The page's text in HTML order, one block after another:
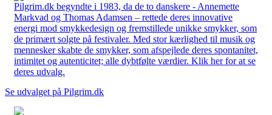
Pilgrim.dk begyndte i 1983, da de to danskere - Annemette
Markvad og Thomas Adamsen – rettede deres innovative
energi mod smykkedesign og fremstillede unikke smykker, som
de primært solgte på festivaler. Med stor kærlighed til musik og
mennesker skabte de smykker, som afspejlede deres spontanitet,
intimitet og autenticitet; alle dybtfølte værdier. Klik her for at se
deres udvalg.
Se udvalget på Pilgrim.dk